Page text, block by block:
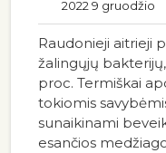
2022 9 gruodžio
Raudonieji aitrieji
žalingųjų
proc. Termiškai
tokiomis
sunaikinami
esančios